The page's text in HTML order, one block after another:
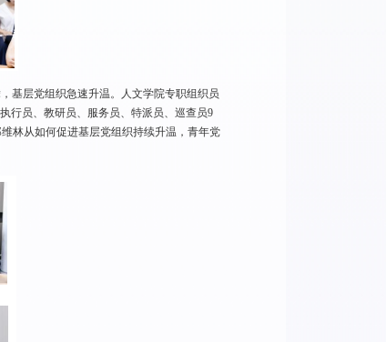
基层党组织急速升温。人文学院专职组织员
行员、教研员、服务员、特派员、巡查员9
林从如何促进基层党组织持续升温，青年党